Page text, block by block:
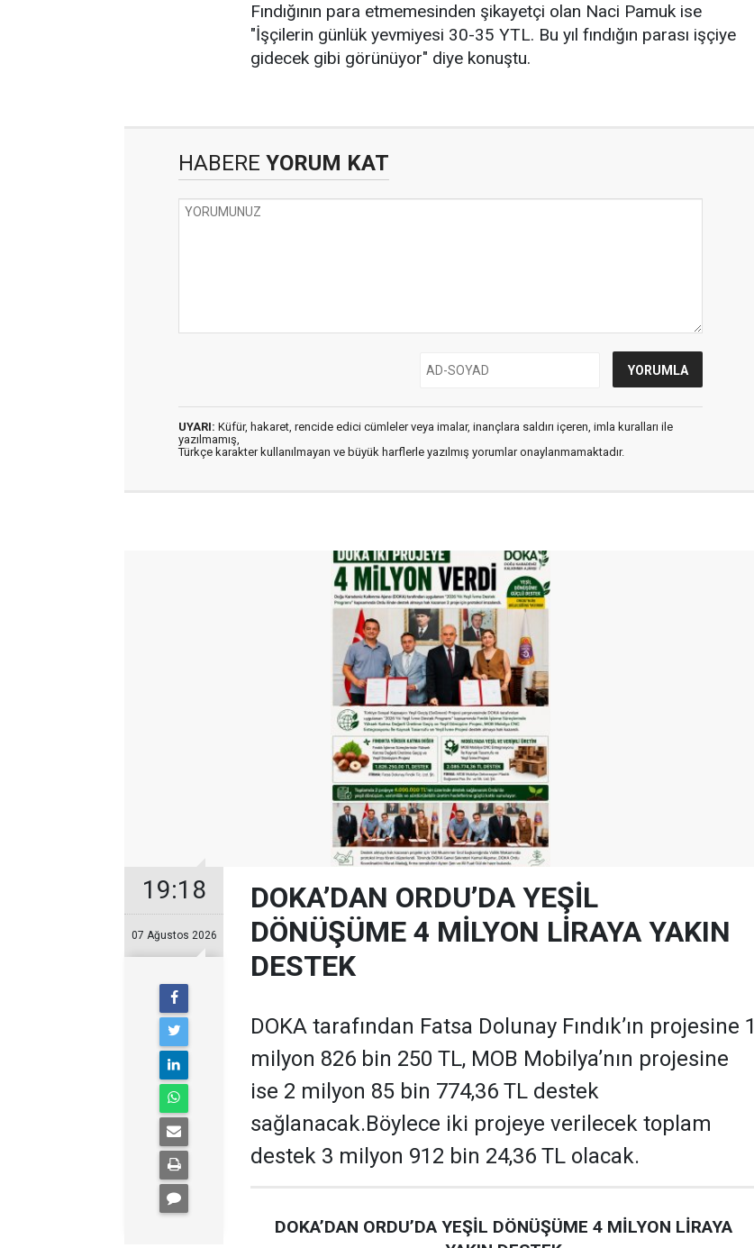
Fındığının para etmemesinden şikayetçi olan Naci Pamuk ise
"İşçilerin günlük yevmiyesi 30-35 YTL. Bu yıl fındığın parası işçiye
gidecek gibi görünüyor" diye konuştu.
HABERE YORUM KAT
UYARI: Küfür, hakaret, rencide edici cümleler veya imalar, inançlara saldırı içeren, imla kuralları ile
yazılmamış,
Türkçe karakter kullanılmayan ve büyük harflerle yazılmış yorumlar onaylanmamaktadır.
19:18
07 Ağustos 2026
DOKA’DAN ORDU’DA YEŞİL
DÖNÜŞÜME 4 MİLYON LİRAYA YAKIN
DESTEK
DOKA tarafından Fatsa Dolunay Fındık’ın projesine 1
milyon 826 bin 250 TL, MOB Mobilya’nın projesine
ise 2 milyon 85 bin 774,36 TL destek
sağlanacak.Böylece iki projeye verilecek toplam
destek 3 milyon 912 bin 24,36 TL olacak.
DOKA’DAN ORDU’DA YEŞİL DÖNÜŞÜME 4 MİLYON LİRAYA